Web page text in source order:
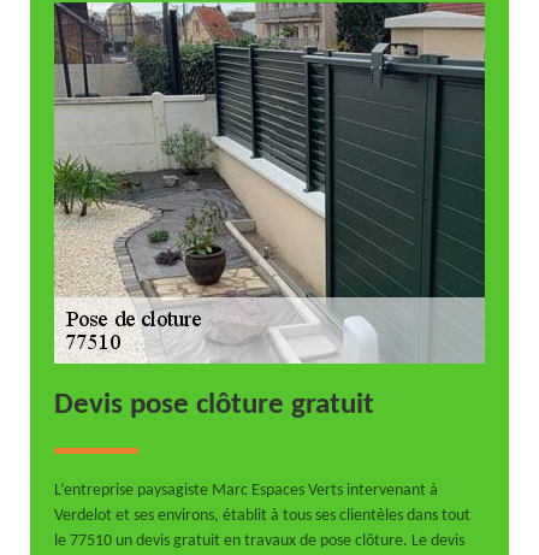
Devis pose clôture gratuit
L’entreprise paysagiste Marc Espaces Verts intervenant à
Verdelot et ses environs, établit à tous ses clientèles dans tout
le 77510 un devis gratuit en travaux de pose clôture. Le devis